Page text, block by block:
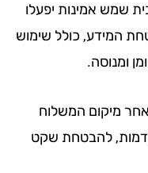
אמינות יפעלו
כולל שימוש
המשלוח
להבטחת שקט